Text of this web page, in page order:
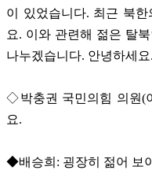
이 있었습니다. 최근 북
요. 이와 관련해 젊은 탈
나누겠습니다. 안녕하세요.
◇박충권 국민의힘 의원(
요.
◆배승희: 굉장히 젊어 보